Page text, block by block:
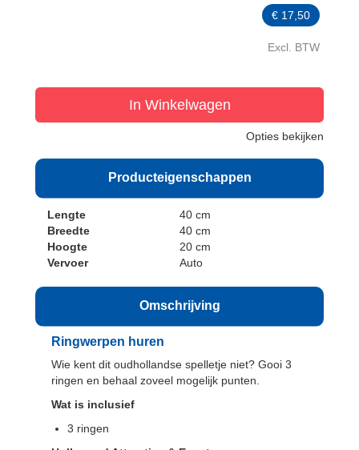
€ 17,50
Excl. BTW
In Winkelwagen
Opties bekijken
Producteigenschappen
Lengte
40 cm
Breedte
40 cm
Hoogte
20 cm
Vervoer
Auto
Omschrijving
Ringwerpen huren
Wie kent dit oudhollandse spelletje niet? Gooi 3
ringen en behaal zoveel mogelijk punten.
Wat is inclusief
3 ringen